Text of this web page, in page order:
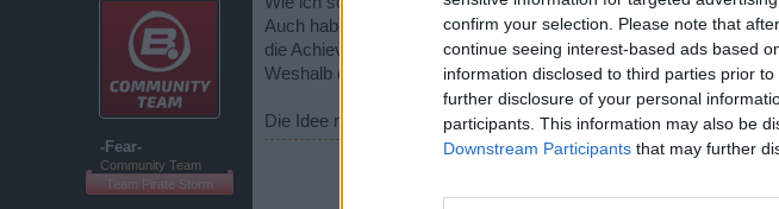
confirm your selection. Please note that
continue seeing interest-based ads based
information disclosed to third parties prior
further disclosure of your personal
participants. This information may also be
Downstream Participants that may further
-Fear-
Community Team
Team Pirate Storm
Auch habe ich erklärt, dass Achievements (Erfolge) normal
die Achievements einmal erreicht werden können.
Weshalb ein einacher Reset auch nie funktioniert hat, in den
Die Idee mit einer neuen Erfolgskiste finde ich aber ziemlich gut